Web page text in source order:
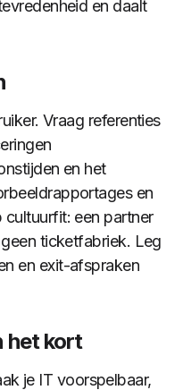
en daalt
Vraag referenties
en het
en
een partner
ticketfabriek. Leg
en exit-afspraken
het kort
je IT voorspelbaar,